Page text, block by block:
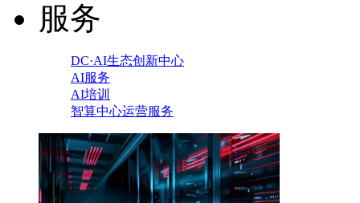
服务
DC·AI生态创新中心
AI服务
AI培训
智算中心运营服务